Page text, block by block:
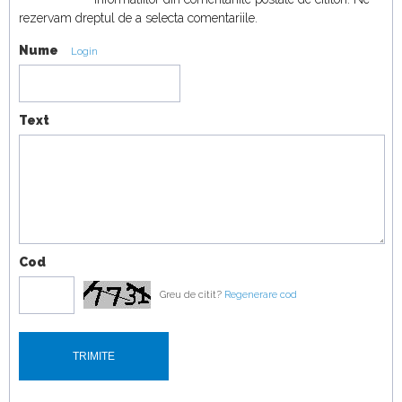
18:19
TrailSport vs Toyota Land Cruiser
rezervam dreptul de a selecta comentariile.
Nume Login
Text
Cod
Greu de citit? Regenerare cod